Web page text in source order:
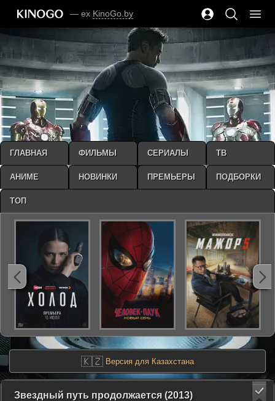
— ex KinoGo.by
🇰🇿 Версия для Казахстана
Звездный путь продолжается (2013)
ГЛАВНАЯ ФИЛЬМЫ СЕРИАЛЫ ТВ
АНИМЕ НОВИНКИ ПРЕМЬЕРЫ ПОДБОРКИ
ТОП